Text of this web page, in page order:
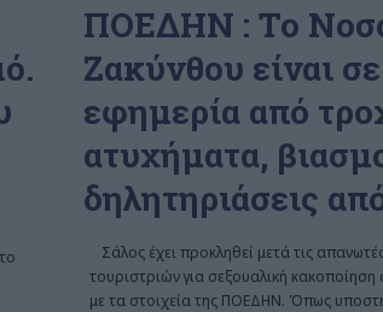
ΠΟΕΔΗΝ : To
Ζακύνθου είναι
εφημερία από
ατυχήματα,
δηλητηριάσεις
Σάλος έχει προκληθεί μετά τις
τουριστριών για σεξουαλική
με τα στοιχεία της ΠΟΕΔΗΝ. Όπως